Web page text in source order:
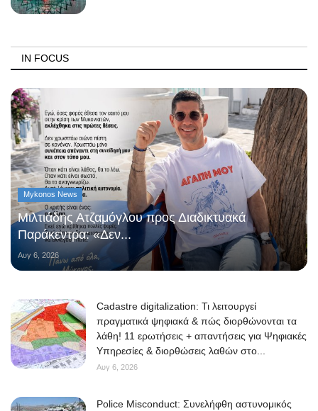
IN FOCUS
Mykonos News
Μιλτιάδης Ατζαμόγλου προς Διαδικτυακά
Παράκεντρα: «Δεν...
Αυγ 6, 2026
Cadastre digitalization: Τι λειτουργεί
πραγματικά ψηφιακά & πώς διορθώνονται τα
λάθη! 11 ερωτήσεις + απαντήσεις για Ψηφιακές
Υπηρεσίες & διορθώσεις λαθών στο...
Αυγ 6, 2026
Police Misconduct: Συνελήφθη αστυνομικός